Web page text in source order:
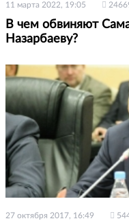
11 марта 2022, 19:05
В чем обвиняют
Назарбаеву?
27 октября 2017, 16:49